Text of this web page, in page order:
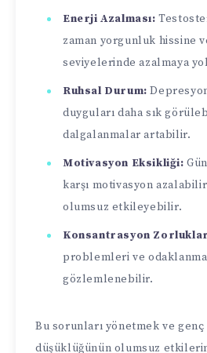
Enerji Azalması:
zaman yorgunluk hissine
seviyelerinde azalmaya
Ruhsal Durum:
duyguları daha sık
dalgalanmalar artabilir.
Motivasyon Eksikliği:
karşı motivasyon
olumsuz etkileyebilir.
Konsantrasyon
problemleri ve
gözlemlenebilir.
Bu sorunları yönetmek ve
düşüklüğünün olumsuz